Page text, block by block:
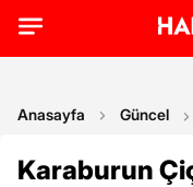
Anasayfa Güncel
Karaburun